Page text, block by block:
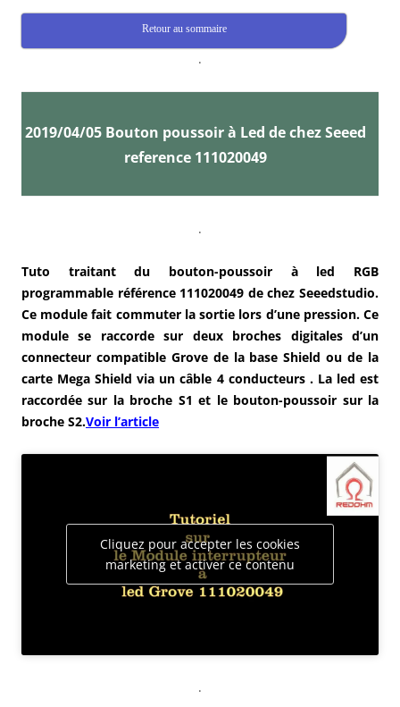
Retour au sommaire
.
2019/04/05 Bouton poussoir à Led de chez Seeed
reference 111020049
.
Tuto traitant du bouton-poussoir à led RGB
programmable référence 111020049 de chez Seeedstudio.
Ce module fait commuter la sortie lors d’une pression. Ce
module se raccorde sur deux broches digitales d’un
connecteur compatible Grove de la base Shield ou de la
carte Mega Shield via un câble 4 conducteurs . La led est
raccordée sur la broche S1 et le bouton-poussoir sur la
broche S2.Voir l’article
Cliquez pour accepter les cookies
marketing et activer ce contenu
.